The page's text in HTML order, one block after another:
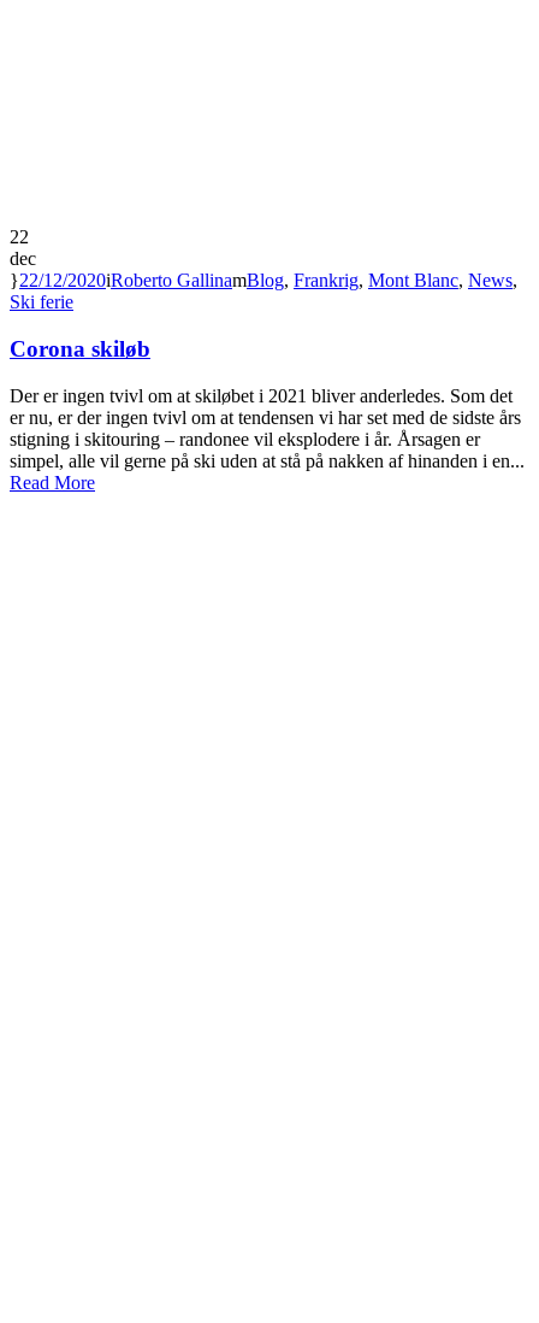
22
dec
22/12/2020 Roberto Gallina Blog, Frankrig, Mont Blanc, News,
Ski ferie
Corona skiløb
Der er ingen tvivl om at skiløbet i 2021 bliver anderledes. Som det
er nu, er der ingen tvivl om at tendensen vi har set med de sidste års
stigning i skitouring – randonee vil eksplodere i år. Årsagen er
simpel, alle vil gerne på ski uden at stå på nakken af hinanden i en...
Read More